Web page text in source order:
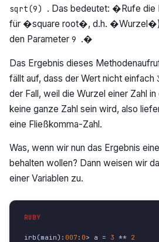
sqrt(9) . Das bedeutet: �Rufe die
für �square root�, d.h. �Wurzel�)
den Parameter 9 .�
Das Ergebnis dieses
fällt auf, dass der Wert nicht einfach
der Fall, weil die Wurzel einer Zahl
keine ganze Zahl sein wird, also
eine Fließkomma-Zahl.
Was, wenn wir nun das Ergebnis
behalten wollen? Dann weisen wir
einer Variablen zu.
irb (main): 007 : 0> a = 3 ** 2